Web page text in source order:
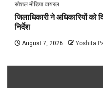
सोशल मीडिया वायरल
जिलाधिकारी ने अधिकारियों को
निर्देश
August 7, 2026 Yoshita